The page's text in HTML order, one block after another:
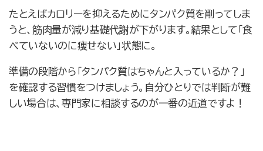
たとえばカロリーを抑えるためにタンパク質を削ってしま
うと、筋肉量が減り基礎代謝が下がります。結果として「食
べていないのに痩せない」状態に。
準備の段階から「タンパク質はちゃんと入っているか？」
を確認する習慣をつけましょう。自分ひとりでは判断が難
しい場合は、専門家に相談するのが一番の近道ですよ！